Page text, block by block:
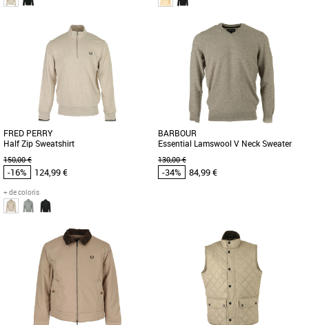
Vêtements pas cher et Promos
Un sweatshirt à capuche en coton
éponge, orné de la double liseré
emblématique aux poignets. Plus [...]
Vêtements pas cher et Promos
Vêtements
Optez pour le confort et le style cette
saison avec ce sweat à capuche au
motif festif. Ce modèle [...]
FRED PERRY
Half Zip Sweatshirt
150,00 €
-16% 124,99 €
+ de coloris
Vêtements pas cher et Promos
Vêtements
Le modèle à col cheminée zippé en
coton, orné du double liseré aux
poignets est idéal pour passer [...]
BARBOUR
Essential Lamswool V Neck Sweater
130,00 €
-34% 84,99 €
Vêtements pas cher et Promos
Barbour vous propose cet élégant pull
en laine à col V, le Essential Lambswool
V Neck Sweater. Fabriqué [...]